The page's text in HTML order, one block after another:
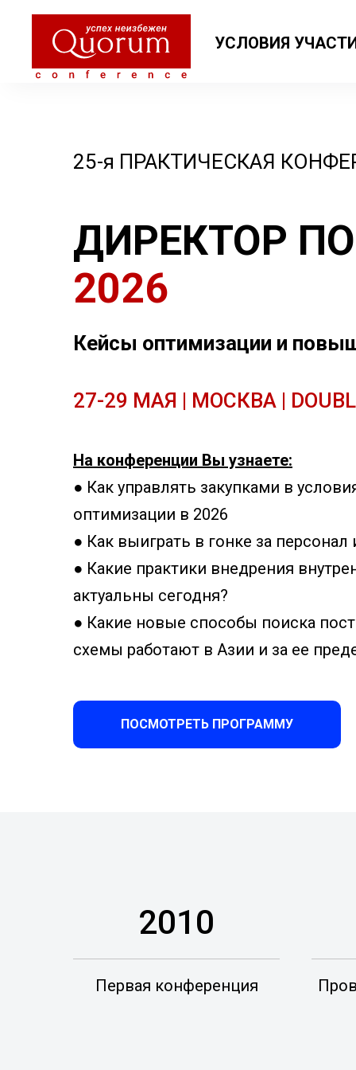
УСЛОВИЯ
25-я ПРАКТИЧЕСКАЯ
ДИРЕКТОР
2026
Кейсы оптимизации и
27-29 МАЯ | МОСКВА |
На конференции Вы узнаете:
● Как управлять закупками в
оптимизации в 2026
● Как выиграть в гонке за
● Какие практики внедрения
актуальны сегодня?
● Какие новые способы поиска
схемы работают в Азии и за ее
ПОСМОТРЕТЬ ПРОГРАММУ
2010
Первая конференция